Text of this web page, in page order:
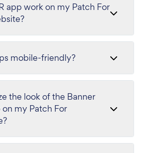
app work on my Patch For
mobile-friendly?
the look of the Banner
my Patch For